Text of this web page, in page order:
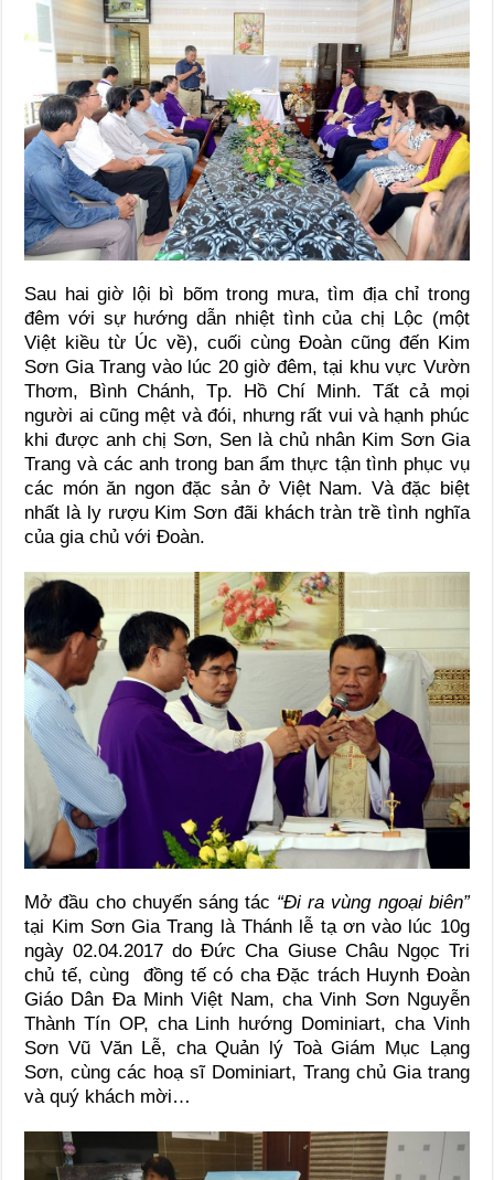
Sau hai giờ lội bì bõm trong mưa, tìm địa chỉ trong
đêm với sự hướng dẫn nhiệt tình của chị Lộc (một
Việt kiều từ Úc về), cuối cùng Đoàn cũng đến Kim
Sơn Gia Trang vào lúc 20 giờ đêm, tại khu vực Vườn
Thơm, Bình Chánh, Tp. Hồ Chí Minh. Tất cả mọi
người ai cũng mệt và đói, nhưng rất vui và hạnh phúc
khi được anh chị Sơn, Sen là chủ nhân Kim Sơn Gia
Trang và các anh trong ban ẩm thực tận tình phục vụ
các món ăn ngon đặc sản ở Việt Nam. Và đặc biệt
nhất là ly rượu Kim Sơn đãi khách tràn trề tình nghĩa
của gia chủ với Đoàn.
Mở đầu cho chuyến sáng tác “Đi ra vùng ngoại biên”
tại Kim Sơn Gia Trang là Thánh lễ tạ ơn vào lúc 10g
ngày 02.04.2017 do Đức Cha Giuse Châu Ngọc Tri
chủ tế, cùng đồng tế có cha Đặc trách Huynh Đoàn
Giáo Dân Đa Minh Việt Nam, cha Vinh Sơn Nguyễn
Thành Tín OP, cha Linh hướng Dominiart, cha Vinh
Sơn Vũ Văn Lễ, cha Quản lý Toà Giám Mục Lạng
Sơn, cùng các hoạ sĩ Dominiart, Trang chủ Gia trang
và quý khách mời…